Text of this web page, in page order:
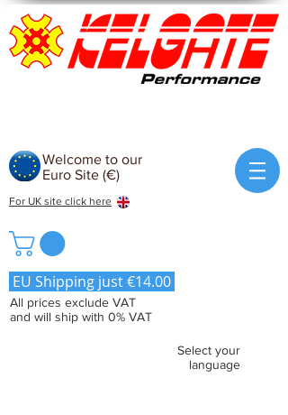
Welcome to our
Euro Site (€)
For UK site click here
EU Shipping just €14.00
All prices exclude VAT
and will ship with 0% VAT
Select your
language